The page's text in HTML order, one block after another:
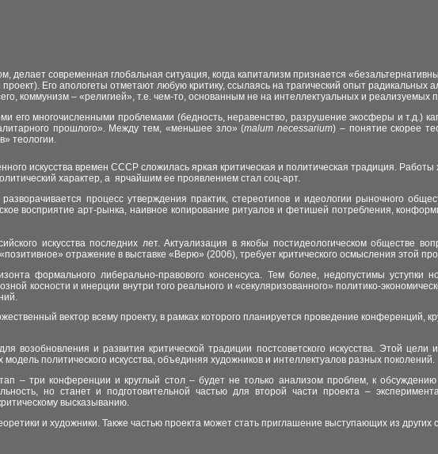
делает современная глобальная ситуация, когда капитализм признается
Его апологеты отметают любую критику, ссылаясь на трагический опыт радикальных
коммунизм – «религией», т.е. чем-то, основанным не на интеллектуальных и реализуемых
его многочисленными проблемами (бедность, неравенство, разрушение экосферы и т.д.)
прошлого». Между тем, «меньшее зло» (malum necessarium) – понятие скорее
теологии.
искусства времен СССР сложилась яркая критическая и политическая традиция.
характер, а ярчайшим ее проявлением стал соц-арт.
процесс утверждения практик, стереотипов и идеологии рыночного
восприятие арт-рынка, наивное копирование ритуалов и фетишей потребления,
искусства последних лет. Актуализация в якобы постидеологическом обществе
отражение в выставке «Верю» (2006), требует критического осмысления этой
формального либерально-правового консенсуса. Тем более, недопустимы уступки
косности и инерции внутри того реального и «секуляризованного» политико-
вектор всему проекту, в рамках которого планируется проведение конференций,
возобновления и развития критической традиции постсоветского искусства. Этой
модель политического искусства, объединяя художников и интеллектуалов разных поколений.
– три конференции и круглый стол – будет не только анализом проблем, к
но станет и подготовительной частью для второй части проекта –
высказыванию.
и художники. Также частью проекта может стать приглашение выступающих из